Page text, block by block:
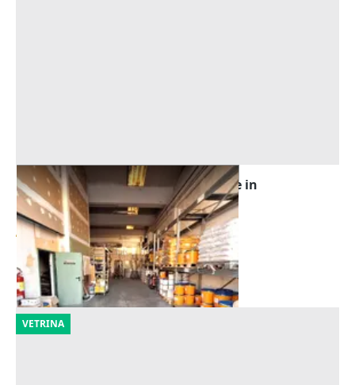
Asta Quota 1/2 di locale artigianale in
stabilimento
Urbania (Pesaro e Urbino)
Offerta minima
40.725 €
29/09/2026
VETRINA